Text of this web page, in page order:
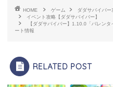
HOME ゲーム
ダダサバイバー
イベント攻略【ダダサバイバー】
【ダダサバイバー】1.10.0「バレン
ート情報
RELATED POST